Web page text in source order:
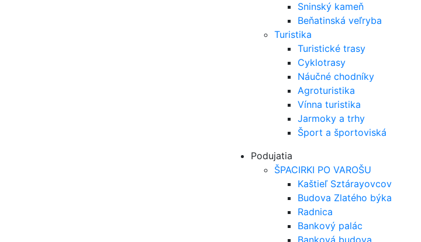
Sninský kameň
Beňatinská veľryba
Turistika
Turistické trasy
Cyklotrasy
Náučné chodníky
Agroturistika
Vínna turistika
Jarmoky a trhy
Šport a športoviská
Podujatia
ŠPACIRKI PO VAROŠU
Kaštieľ Sztárayovcov
Budova Zlatého býka
Radnica
Bankový palác
Banková budova